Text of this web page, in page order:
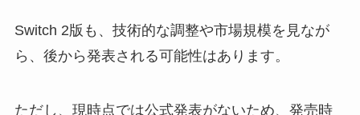
Switch 2版も、技術的な調整や市場規模を見なが
ら、後から発表される可能性はあります。
ただし、現時点では公式発表がないため、発売時